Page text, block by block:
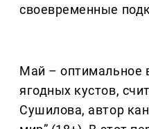
своевременные
Май – оптимальное
ягодных кустов,
Сушилова, автор